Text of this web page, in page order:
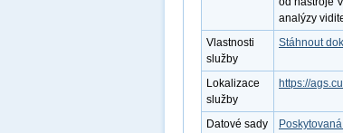
analýzy
Vlastnosti
služby
Stáhnout
Lokalizace
služby
https://
Datové sady